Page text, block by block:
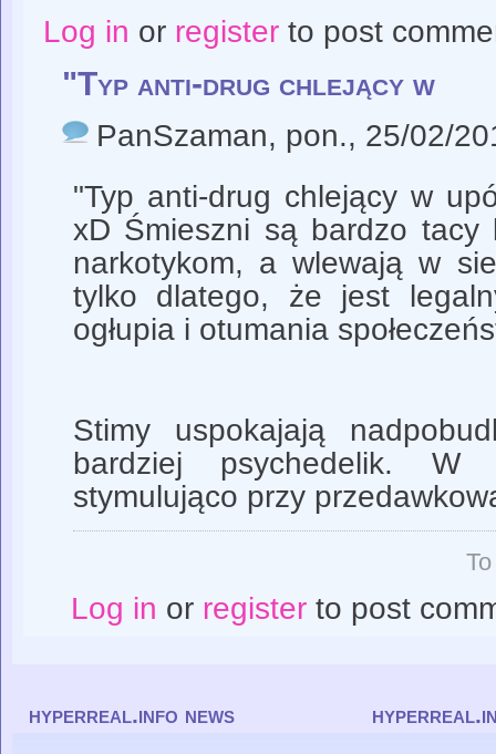
Log in or registerto post
"Typ anti-drug chlejący w
PanSzaman, pon., 25/02/
"Typ anti-drug chlejący w
xD Śmieszni są bardzo tacy
narkotykom, a wlewają w
tylko dlatego, że jest
ogłupia i otumania
Stimy uspokajają
bardziej psychedelik. W
stymulująco przy
Log in or registerto post
hyperreal.info news